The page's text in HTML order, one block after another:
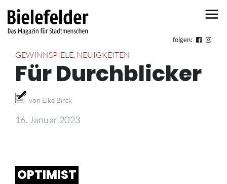
folgen:
GEWINNSPIELE, NEUIGKEITEN
Für Durchblicker
von Eike Birck
16. Januar 2023
OPTIMIST